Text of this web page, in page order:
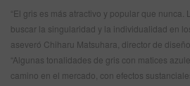
“El gris es más atractivo y popular que
buscar la singularidad y la individualidad en
aseveró Chiharu Matsuhara, director de
“Algunas tonalidades de gris con matices
camino en el mercado, con efectos